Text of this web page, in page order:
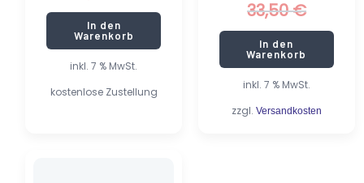
inkl. 7 % MwSt.
kostenlose Zustellung
In den
Warenkorb
inkl. 7 % MwSt.
zzgl. Versandkosten
33,50€
In den
Warenkorb